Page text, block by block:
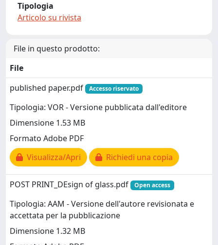
Tipologia
Articolo su rivista
File in questo prodotto:
File
published paper.pdf
Accesso riservato
Tipologia: VOR - Versione pubblicata dall'editore
Dimensione 1.53 MB
Formato Adobe PDF
Visualizza/Apri
Richiedi una copia
POST PRINT_DEsign of glass.pdf Open access
Tipologia: AAM - Versione dell'autore revisionata e
accettata per la pubblicazione
Dimensione 1.32 MB